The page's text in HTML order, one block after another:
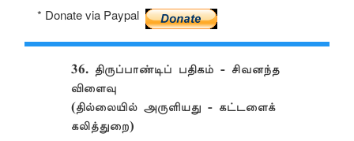
* Donate via Paypal
36. திருப்பாண்டிப் பதிகம் - சிவனந்த
விளைவு
(தில்லையில் அருளியது - கட்டளைக்
கலித்துறை)